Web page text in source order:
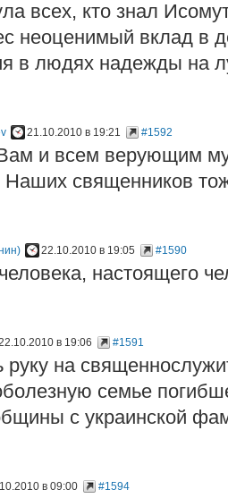
всех, кто знал
неоценимый вклад в
в людях надежды на
21.10.2010 в 19:21 #1592
и всем верующим
Наших священников
22.10.2010 в 19:05 #1590
настоящего
в 19:06 #1591
руку на
семье
с украинской
в 09:00 #1594